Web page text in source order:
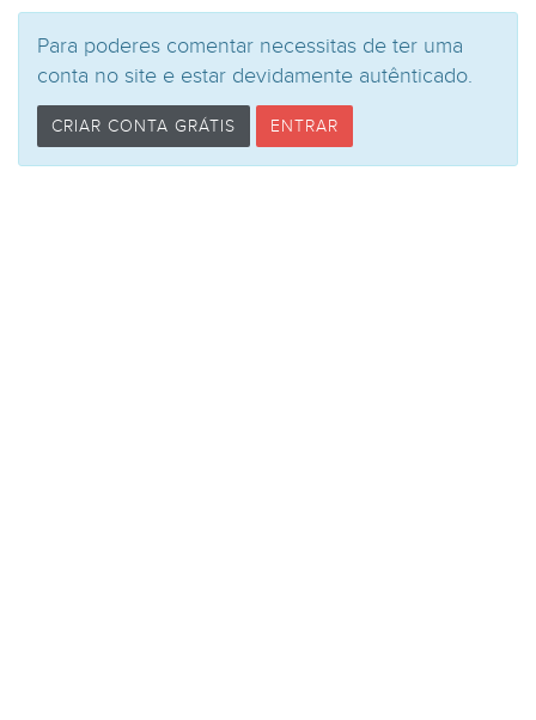
Para poderes comentar necessitas de ter uma
conta no site e estar devidamente autênticado.
CRIAR CONTA GRÁTIS ENTRAR